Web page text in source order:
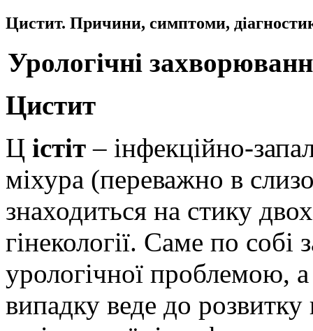
Цистит. Причини, симптоми,
Урологічні
Цистит
Ц істіт– інфекційно-
міхура (переважно в
знаходиться на стику
гінекології. Саме по собі
урологічної проблемою,
випадку веде до